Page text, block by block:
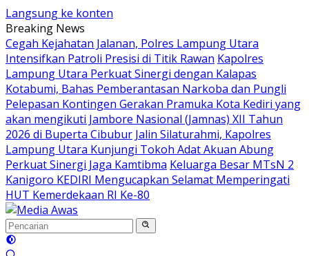
Langsung ke konten
Breaking News
Cegah Kejahatan Jalanan, Polres Lampung Utara
Intensifkan Patroli Presisi di Titik Rawan Kapolres
Lampung Utara Perkuat Sinergi dengan Kalapas
Kotabumi, Bahas Pemberantasan Narkoba dan Pungli
Pelepasan Kontingen Gerakan Pramuka Kota Kediri yang
akan mengikuti Jambore Nasional (Jamnas) XII Tahun
2026 di Buperta Cibubur Jalin Silaturahmi, Kapolres
Lampung Utara Kunjungi Tokoh Adat Akuan Abung
Perkuat Sinergi Jaga Kamtibma Keluarga Besar MTsN 2
Kanigoro KEDIRI Mengucapkan Selamat Memperingati
HUT Kemerdekaan RI Ke-80